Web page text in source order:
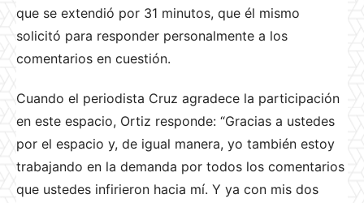
que se extendió por 31 minutos, que él mismo
solicitó para responder personalmente a los
comentarios en cuestión.
Cuando el periodista Cruz agradece la participación
en este espacio, Ortiz responde: “Gracias a ustedes
por el espacio y, de igual manera, yo también estoy
trabajando en la demanda por todos los comentarios
que ustedes infirieron hacia mí. Y ya con mis dos